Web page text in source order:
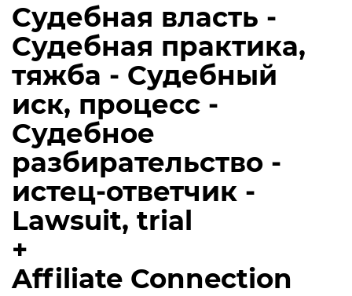
Судебная власть -
Судебная практика,
тяжба - Судебный
иск, процесс -
Судебное
разбирательство -
истец-ответчик -
Lawsuit, trial
+
Affiliate Connection